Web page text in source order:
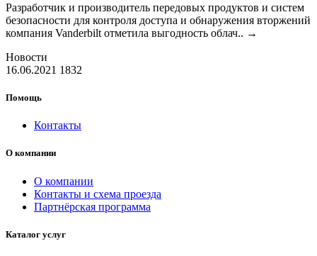
Разработчик и производитель передовых продуктов и систем
безопасности для контроля доступа и обнаружения вторжений
компания Vanderbilt отметила выгодность облач.. →
Новости
16.06.2021 1832
Помощь
Контакты
О компании
О компании
Контакты и схема проезда
Партнёрская программа
Каталог услуг